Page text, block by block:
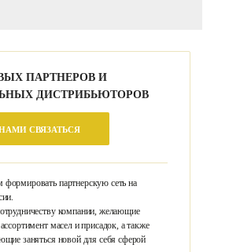
ПАРТНЕРОВ И
ДИСТРИБЬЮТОРОВ
СВЯЗАТЬСЯ
партнерскую сеть на
компании, желающие
масел и присадок, а также
заняться новой для себя сферой